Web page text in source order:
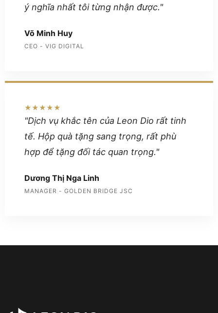
ý nghĩa nhất tôi từng nhận được."
Võ Minh Huy
CEO - VIG DIGITAL
★★★★★
"Dịch vụ khắc tên của Leon Dio rất tinh
tế. Hộp quà tặng sang trọng, rất phù
hợp để tặng đối tác quan trọng."
Dương Thị Nga Linh
MANAGER - GOLDEN BRIDGE JSC